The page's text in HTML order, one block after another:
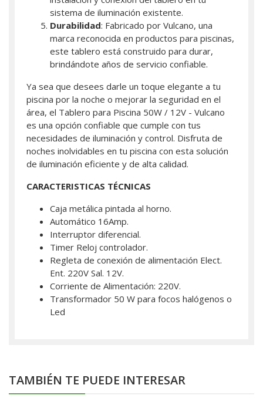
sistema de iluminación existente.
Durabilidad: Fabricado por Vulcano, una
marca reconocida en productos para piscinas,
este tablero está construido para durar,
brindándote años de servicio confiable.
Ya sea que desees darle un toque elegante a tu
piscina por la noche o mejorar la seguridad en el
área, el Tablero para Piscina 50W / 12V - Vulcano
es una opción confiable que cumple con tus
necesidades de iluminación y control. Disfruta de
noches inolvidables en tu piscina con esta solución
de iluminación eficiente y de alta calidad.
CARACTERISTICAS TÉCNICAS
Caja metálica pintada al horno.
Automático 16Amp.
Interruptor diferencial.
Timer Reloj controlador.
Regleta de conexión de alimentación Elect.
Ent. 220V Sal. 12V.
Corriente de Alimentación: 220V.
Transformador 50 W para focos halógenos o
Led
TAMBIÉN TE PUEDE INTERESAR